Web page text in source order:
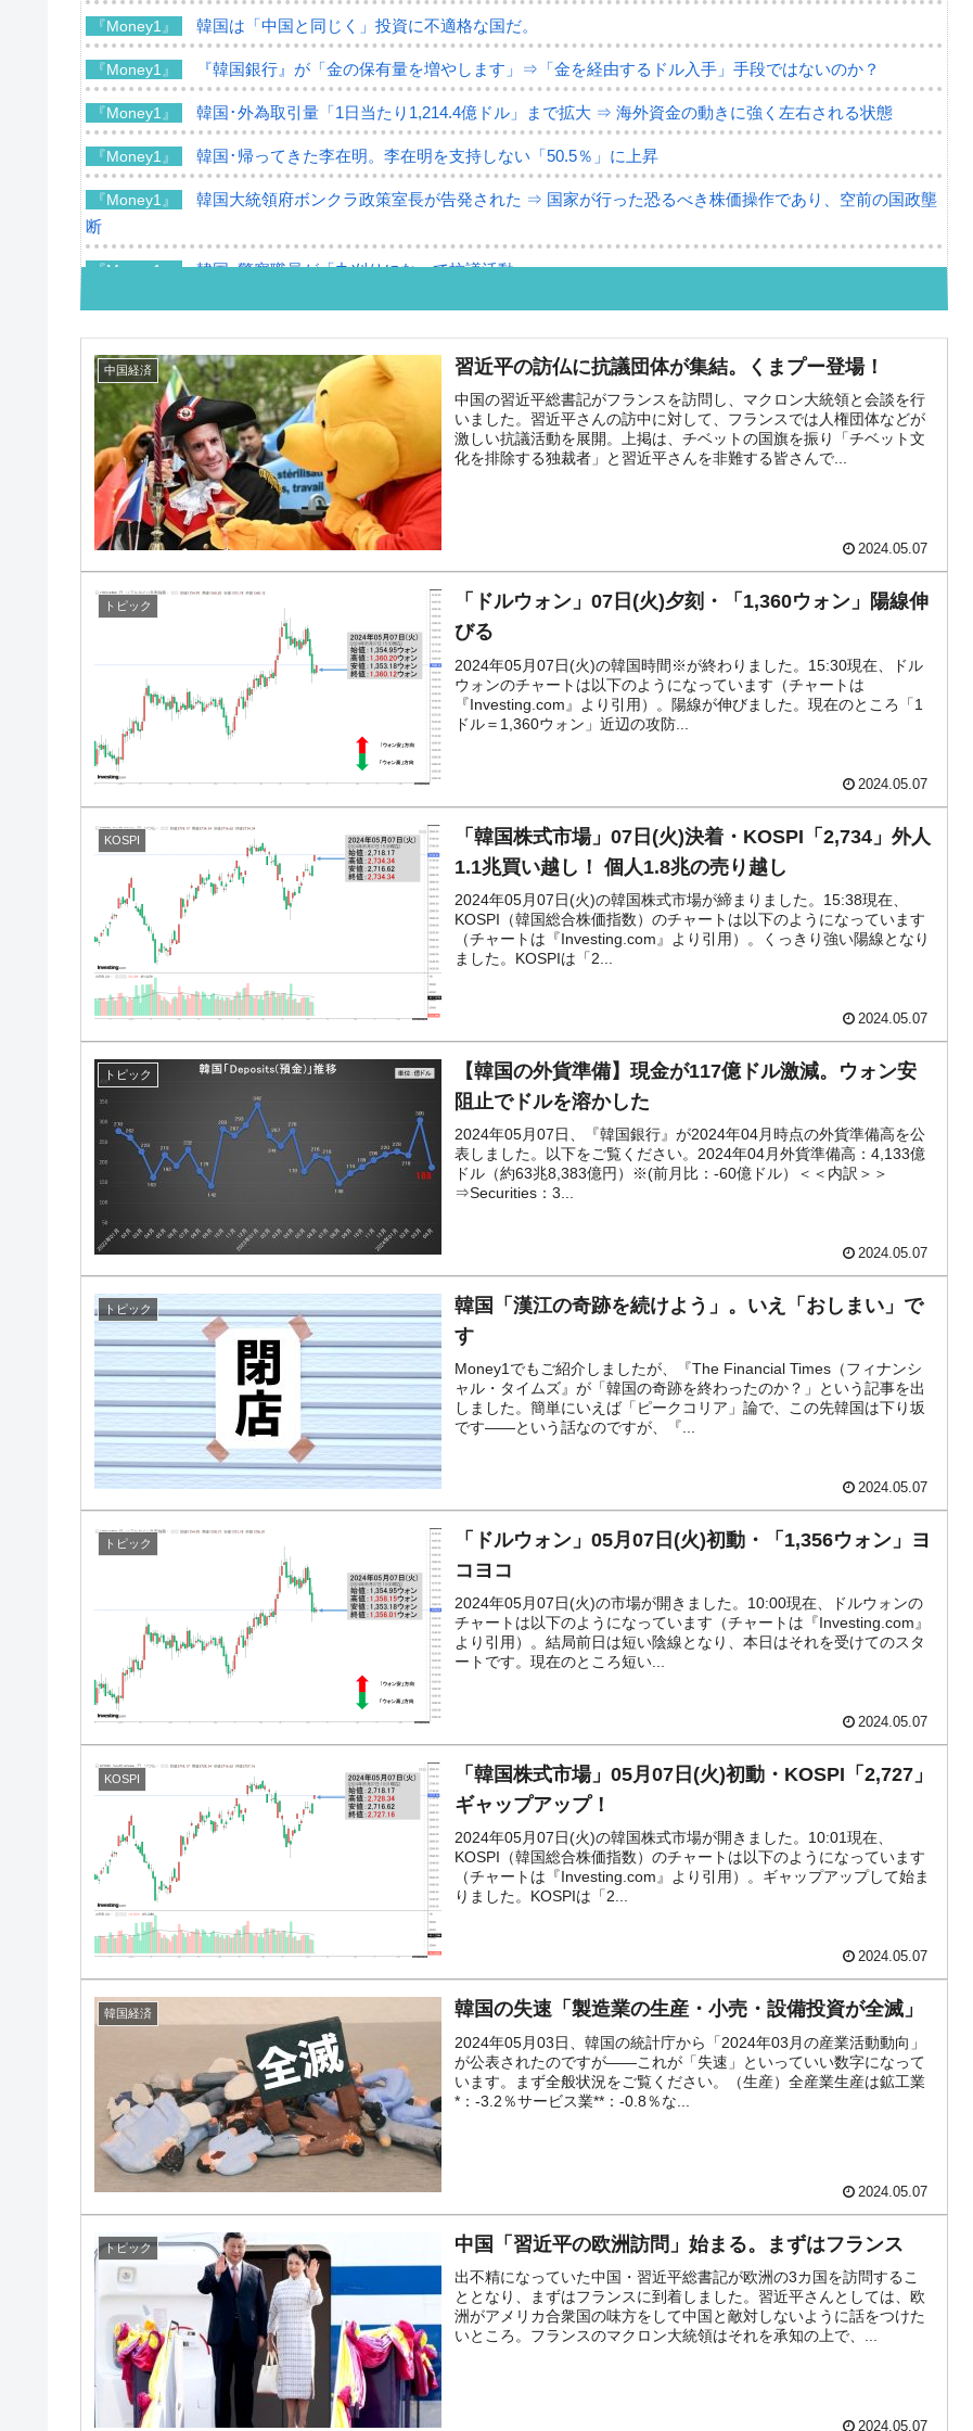
『Money1』 韓国は「中国と同じく」投資に不適格な国だ。
『Money1』 『韓国銀行』が「金の保有量を増やします」⇒「金を経由するドル入手」手段ではないのか？
『Money1』 韓国･外為取引量「1日当たり1,214.4億ドル」まで拡大 ⇒ 海外資金の動きに強く左右される状態
『Money1』 韓国･帰ってきた李在明。李在明を支持しない「50.5％」に上昇
『Money1』
韓国大統領府ボンクラ政策室長が告発された ⇒ 国家が行った恐るべき株価操作であり、空前の国政壟
断
『Money1』 韓国･警察職員が「丸刈りになって抗議活動」
『Money1』 中国だけが鉄鋼輸出を異常増加させる ⇒ 中国の過剰生産が世界を蝕む。
『Money1』 韓国製造業「半導体絶好調」のウラで他業種は全般的「不調」⇒ PSIが示す現況は決して良くない。
『Money1』 【米韓激突案件】韓国消費者院が『クーパン』1人当たり賠償10万ウォンを認定 ⇒ 総額3兆7,000億
『Money1』 韓国で猛暑。南東部では干ばつ
『Money1』 韓国型イージス搭載の次世代駆逐艦「KDDX」1番艦、2032年竣工と公示
『Money1』 【対日本円】ウォン安が急進！ 日米の協調に韓国がいっちょがみしたのでは。
『Money1』
韓国政府『BYD』車への補助金を全廃 ⇒ 実は韓国で『BYD』車は売れている。6カ月で対前年同期比
1.9倍！
在韓米国大使スティールが着韓！⇒ さっそく空港に詰めかけ「出て行け！」「極右勢力」のプラカー
ドを掲げる「在韓反米勢力」
『Money1』 韓国政府「2035年までに18.4GW規模のAIデータセンター整備」⇒ だから無理だってば。
『Money1』 JPモルガン「韓国レバレッジETFの清算はほぼ終わった」
『Money1』 韓国政府「ニセＫ-ブランドを通報しようキャンペーン」⇒ あの名物教授も登場！
『Money1』 韓国「橋が落ちました」⇒ 耐久性「なさすぎ」では。
『Money1』 韓国鉄鋼最大手『POSCO』ズブズブ沈む。営業利益80.2％も減少
中国経済 習近平の訪仏に抗議団体が集結。くまプー登場！
中国の習近平総書記がフランスを訪問し、マクロン大統領と会談を行
いました。習近平さんの訪中に対して、フランスでは人権団体などが
激しい抗議活動を展開。上掲は、チベッ​​トの国旗を振り「チベット文
化を排除する独裁者」と習近平さんを非難する皆さんで...
2024.05.07
トピック
「ドルウォン」07日(火)夕刻・「1,360ウォン」陽線伸
びる
2024年05月07日(火)の韓国時間※が終わりました。15:30現在、ドル
ウォンのチャートは以下のようになっています（チャートは
『Investing.com』より引用）。陽線が伸びました。現在のところ「1
ドル＝1,360ウォン」近辺の攻防...
2024.05.07
KOSPI
「韓国株式市場」07日(火)決着・KOSPI「2,734」外人
1.1兆買い越し！ 個人1.8兆の売り越し
2024年05月07日(火)の韓国株式市場が締まりました。15:38現在、
KOSPI（韓国総合株価指数）のチャートは以下のようになっています
（チャートは『Investing.com』より引用）。くっきり強い陽線となり
ました。KOSPIは「2...
2024.05.07
トピック
【韓国の外貨準備】現金が117億ドル激減。ウォン安
阻止でドルを溶かした
2024年05月07日、『韓国銀行』が2024年04月時点の外貨準備高を公
表しました。以下をご覧ください。2024年04月外貨準備高：4,133億
ドル（約63兆8,383億円）※(前月比：-60億ドル）＜＜内訳＞＞
⇒Securities：3...
2024.05.07
トピック
韓国「漢江の奇跡を続けよう」。いえ「おしまい」で
す
Money1でもご紹介しましたが、『The Financial Times（フィナンシ
ャル・タイムズ』が「韓国の奇跡を終わったのか？」という記事を出
しました。簡単にいえば「ピークコリア」論で、この先韓国は下り坂
です――という話なのですが、『...
2024.05.07
トピック
「ドルウォン」05月07日(火)初動・「1,356ウォン」ヨ
コヨコ
2024年05月07日(火)の市場が開きました。10:00現在、ドルウォンの
チャートは以下のようになっています（チャートは『Investing.com』
より引用）。結局前日は短い陰線となり、本日はそれを受けてのスタ
ートです。現在のところ短い...
2024.05.07
KOSPI
「韓国株式市場」05月07日(火)初動・KOSPI「2,727」
ギャップアップ！
2024年05月07日(火)の韓国株式市場が開きました。10:01現在、
KOSPI（韓国総合株価指数）のチャートは以下のようになっています
（チャートは『Investing.com』より引用）。ギャップアップして始ま
りました。KOSPIは「2...
2024.05.07
韓国経済 韓国の失速「製造業の生産・小売・設備投資が全滅」
2024年05月03日、韓国の統計庁から「2024年03月の産業活動動向」
が公表されたのですが――これが「失速」といっていい数字になって
います。まず全般状況をご覧ください。（生産）全産業生産は鉱工業
*：-3.2％サービス業**：-0.8％な...
2024.05.07
トピック 中国「習近平の欧洲訪問」始まる。まずはフランス
出不精になっていた中国・習近平総書記が欧洲の3カ国を訪問するこ
ととなり、まずはフランスに到着しました。習近平さんとしては、欧
洲がアメリカ合衆国の味方をして中国と敵対しないように話をつけた
いところ。フランスのマクロン大統領はそれを承知の上で、...
2024.05.07